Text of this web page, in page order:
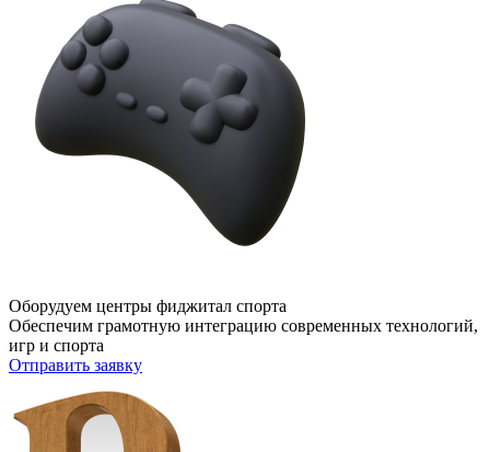
Оборудуем центры фиджитал спорта
Обеспечим грамотную интеграцию современных технологий,
игр и спорта
Отправить заявку